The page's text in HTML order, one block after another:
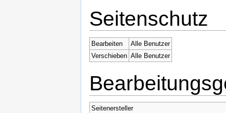
Seitenschutz
Bearbeiten
Alle Benutzer
Verschieben Alle Benutzer
Seitenersteller